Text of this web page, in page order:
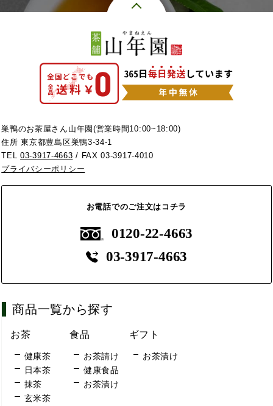
巣鴨のお茶屋さん山年園(営業時間10:00~18:00)
住所 東京都豊島区巣鴨3-34-1
TEL03-3917-4663 / FAX 03-3917-4010
プライバシーポリシー
お電話でのご注文はコチラ
0120-22-4663
03-3917-4663
商品一覧から探す
お茶
健康茶
日本茶
抹茶
玄米茶
食品
お茶請け
健康食品
お茶漬け
ギフト
お茶漬け